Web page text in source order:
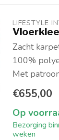
LIFESTYLE
Zacht
100%
Met
€655,00
Op
Bezorging
weken